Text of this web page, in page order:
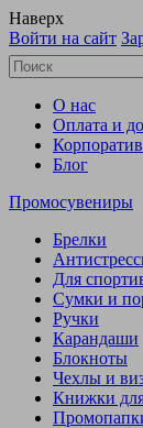
Наверх
Войти на сайт
О нас
Оплата и
Блог
Промосувениры
Брелки
Для
Сумки и
Ручки
Карандаши
Блокноты
Чехлы и
Книжки